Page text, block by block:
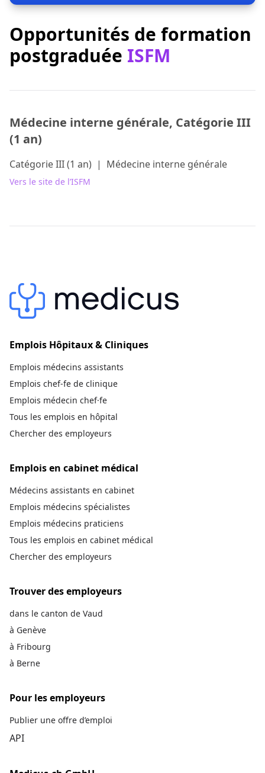
Opportunités de formation
postgraduée ISFM
Médecine interne générale, Catégorie III
(1 an)
Catégorie III (1 an) | Médecine interne générale
Vers le site de l’ISFM
Emplois Hôpitaux & Cliniques
Emplois médecins assistants
Emplois chef-fe de clinique
Emplois médecin chef·fe
Tous les emplois en hôpital
Chercher des employeurs
Emplois en cabinet médical
Médecins assistants en cabinet
Emplois médecins spécialistes
Emplois médecins praticiens
Tous les emplois en cabinet médical
Chercher des employeurs
Trouver des employeurs
dans le canton de Vaud
à Genève
à Fribourg
à Berne
Pour les employeurs
Publier une offre d’emploi
API